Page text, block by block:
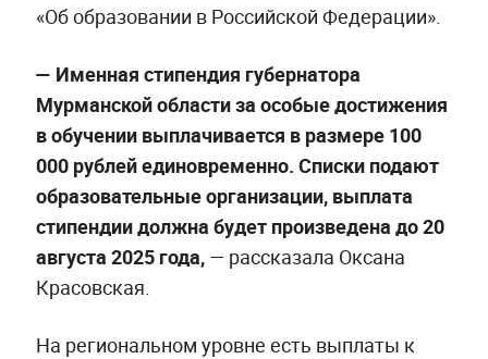
«Об образовании в Российской Федерации».
— Именная стипендия губернатора
Мурманской области за особые достижения
в обучении выплачивается в размере 100
000 рублей единовременно. Списки подают
образовательные организации, выплата
стипендии должна будет произведена до 20
августа 2025 года, — рассказала Оксана
Красовская.
На региональном уровне есть выплаты к